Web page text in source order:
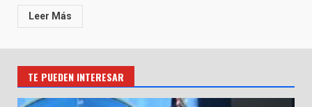
Leer Más
TE PUEDEN INTERESAR